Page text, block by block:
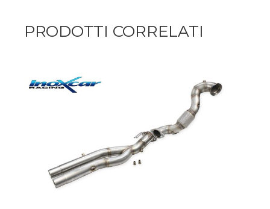
PRODOTTI CORRELATI